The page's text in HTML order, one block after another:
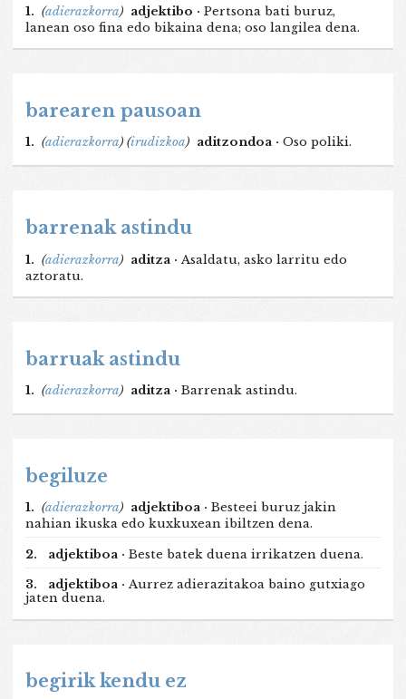
1. (adierazkorra) adjektibo · Pertsona bati buruz,
lanean oso fina edo bikaina dena; oso langilea dena.
barearen pausoan
1. (adierazkorra) (irudizkoa) aditzondoa · Oso poliki.
barrenak astindu
1. (adierazkorra) aditza · Asaldatu, asko larritu edo
aztoratu.
barruak astindu
1. (adierazkorra) aditza · Barrenak astindu.
begiluze
1. (adierazkorra) adjektiboa · Besteei buruz jakin
nahian ikuska edo kuxkuxean ibiltzen dena.
2.
adjektiboa · Beste batek duena irrikatzen duena.
3.
adjektiboa · Aurrez adierazitakoa baino gutxiago
jaten duena.
begirik kendu ez